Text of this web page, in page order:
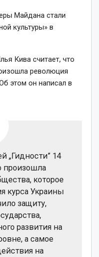
Майдана стали
культуры» в
Кива считает, что
революция
этом он написал в
„Гидности” 14
произошла
которое
курса Украины
защиту,
развития на
а самое
на